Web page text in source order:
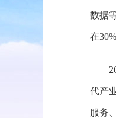
数据
在
代产
服务